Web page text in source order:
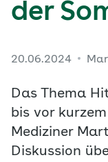
der
20.06.2024
Das Thema
bis vor
Mediziner
Diskussion